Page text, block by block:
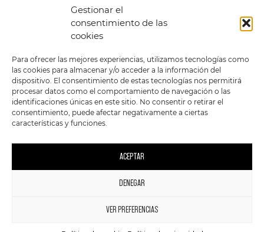
Gestionar el
consentimiento de las
cookies
Para ofrecer las mejores experiencias, utilizamos tecnologías como
las cookies para almacenar y/o acceder a la información del
dispositivo. El consentimiento de estas tecnologías nos permitirá
procesar datos como el comportamiento de navegación o las
identificaciones únicas en este sitio. No consentir o retirar el
consentimiento, puede afectar negativamente a ciertas
características y funciones.
ACEPTAR
DENEGAR
VER PREFERENCIAS
LEGAL
POLÍTICA DE
PRIVACIDAD
TÉRMINOS Y
CONDICIONES
GENERALES DE LA
POLÍTICA DE COOKIES
ENLACES
TIENDA
ESTILOS
FORMATOS
PREVENTAS
OFERTAS
MERCHANDISING
2023 FourSkulls. Reservados todos los derechos.